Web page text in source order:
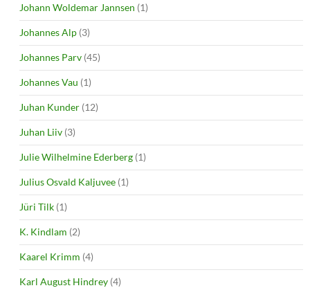
Johann Woldemar Jannsen (1)
Johannes Alp (3)
Johannes Parv (45)
Johannes Vau (1)
Juhan Kunder (12)
Juhan Liiv (3)
Julie Wilhelmine Ederberg (1)
Julius Osvald Kaljuvee (1)
Jüri Tilk (1)
K. Kindlam (2)
Kaarel Krimm (4)
Karl August Hindrey (4)